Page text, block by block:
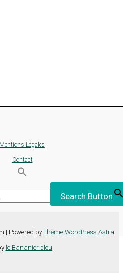
Mentions Légales
Contact
Search Button
| Powered by Thème WordPress Astra
le Bananier bleu